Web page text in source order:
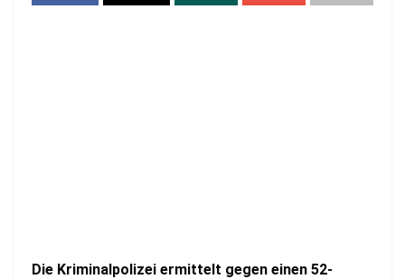
Die Kriminalpolizei ermittelt gegen einen 52-